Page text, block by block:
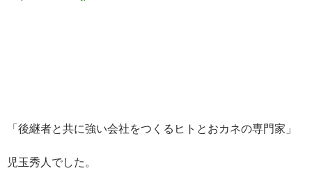
「後継者と共に強い会社をつくるヒトとおカネの専門家」
児玉秀人でした。